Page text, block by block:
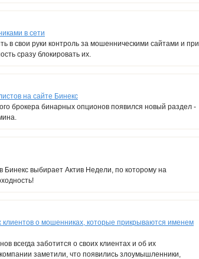
в сети
в свои руки контроль за мошенническими сайтами и при
сразу блокировать их.
на сайте Бинекс
брокера бинарных опционов появился новый раздел -
выбирает Актив Недели, по которому на
клиентов о мошенниках, которые прикрываются именем
всегда заботится о своих клиентах и об их
заметили, что появились злоумышленники,